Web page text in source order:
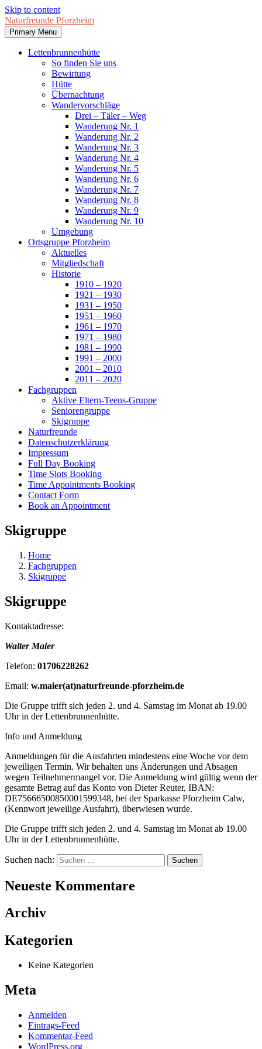
Skip to content
Naturfreunde Pforzheim
Primary Menu
Lettenbrunnenhütte
So finden Sie uns
Bewirtung
Hütte
Übernachtung
Wandervorschläge
Drei – Täler – Weg
Wanderung Nr. 1
Wanderung Nr. 2
Wanderung Nr. 3
Wanderung Nr. 4
Wanderung Nr. 5
Wanderung Nr. 6
Wanderung Nr. 7
Wanderung Nr. 8
Wanderung Nr. 9
Wanderung Nr. 10
Umgebung
Ortsgruppe Pforzheim
Aktuelles
Mitgliedschaft
Historie
1910 – 1920
1921 – 1930
1931 – 1950
1951 – 1960
1961 – 1970
1971 – 1980
1981 – 1990
1991 – 2000
2001 – 2010
2011 – 2020
Fachgruppen
Aktive Eltern-Teens-Gruppe
Seniorengruppe
Skigruppe
Naturfreunde
Datenschutzerklärung
Impressum
Full Day Booking
Time Slots Booking
Time Appointments Booking
Contact Form
Book an Appointment
Skigruppe
Home
Fachgruppen
Skigruppe
Skigruppe
Kontaktadresse:
Walter Maier
Telefon: 01706228262
Email: w.maier(at)naturfreunde-pforzheim.de
Die Gruppe trifft sich jeden 2. und 4. Samstag im Monat ab 19.00
Uhr in der Lettenbrunnenhütte.
Info und Anmeldung
Anmeldungen für die Ausfahrten mindestens eine Woche vor dem
jeweiligen Termin. Wir behalten uns Änderungen und Absagen
wegen Teilnehmermangel vor. Die Anmeldung wird gültig wenn der
gesamte Betrag auf das Konto von Dieter Reuter, IBAN:
DE75666500850001599348, bei der Sparkasse Pforzheim Calw,
(Kennwort jeweilige Ausfahrt), überwiesen wurde.
Die Gruppe trifft sich jeden 2. und 4. Samstag im Monat ab 19.00
Uhr in der Lettenbrunnenhütte.
Suchen nach:
Neueste Kommentare
Archiv
Kategorien
Keine Kategorien
Meta
Anmelden
Eintrags-Feed
Kommentar-Feed
WordPress.org